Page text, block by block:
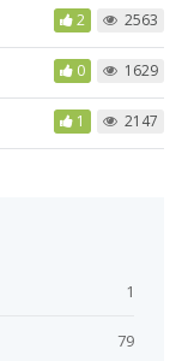
2 2563
0 1629
1 2147
1
79